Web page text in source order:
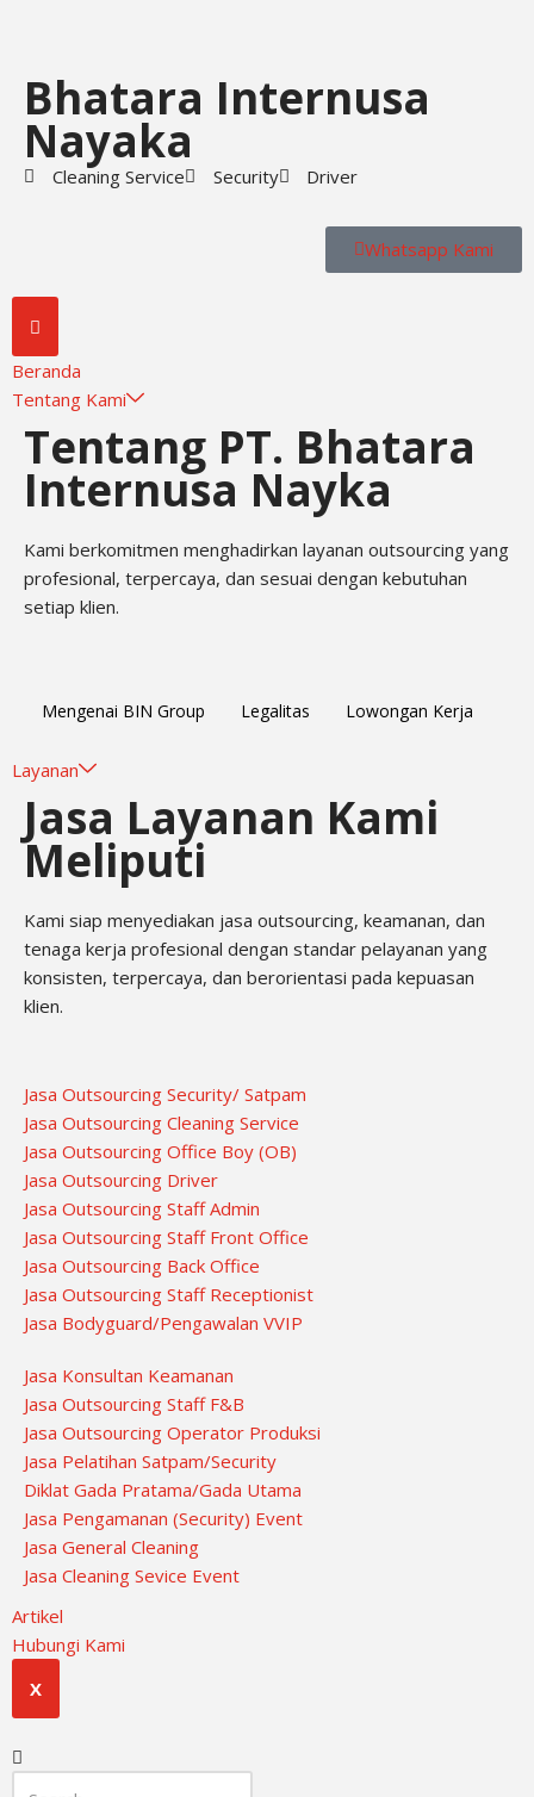
to
content
Bhatara Internusa
Nayaka
Cleaning Service Security Driver
Whatsapp Kami
Beranda
Tentang Kami
Tentang PT. Bhatara
Internusa Nayka
Kami berkomitmen menghadirkan layanan outsourcing yang
profesional, terpercaya, dan sesuai dengan kebutuhan
setiap klien.
Mengenai BIN Group Legalitas Lowongan Kerja
Layanan
Jasa Layanan Kami
Meliputi
Kami siap menyediakan jasa outsourcing, keamanan, dan
tenaga kerja profesional dengan standar pelayanan yang
konsisten, terpercaya, dan berorientasi pada kepuasan
klien.
Jasa Outsourcing Security/ Satpam
Jasa Outsourcing Cleaning Service
Jasa Outsourcing Office Boy (OB)
Jasa Outsourcing Driver
Jasa Outsourcing Staff Admin
Jasa Outsourcing Staff Front Office
Jasa Outsourcing Back Office
Jasa Outsourcing Staff Receptionist
Jasa Bodyguard/Pengawalan VVIP
Jasa Konsultan Keamanan
Jasa Outsourcing Staff F&B
Jasa Outsourcing Operator Produksi
Jasa Pelatihan Satpam/Security
Diklat Gada Pratama/Gada Utama
Jasa Pengamanan (Security) Event
Jasa General Cleaning
Jasa Cleaning Sevice Event
Artikel
Hubungi Kami
X